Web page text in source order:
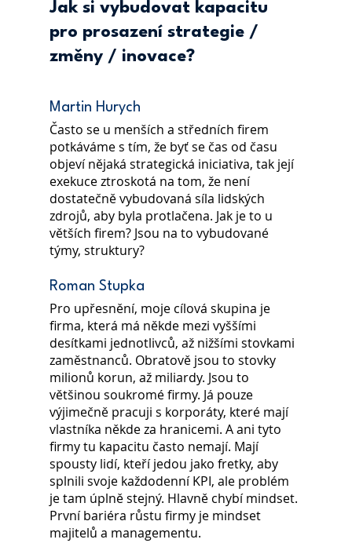
Jak si vybudovat kapacitu
pro prosazení strategie /
změny / inovace?
Martin Hurych
Často se u menších a středních firem
potkáváme s tím, že byť se čas od času
objeví nějaká strategická iniciativa, tak její
exekuce ztroskotá na tom, že není
dostatečně vybudovaná síla lidských
zdrojů, aby byla protlačena. Jak je to u
větších firem? Jsou na to vybudované
týmy, struktury?
Roman Stupka
Pro upřesnění, moje cílová skupina je
firma, která má někde mezi vyššími
desítkami jednotlivců, až nižšími stovkami
zaměstnanců. Obratově jsou to stovky
milionů korun, až miliardy. Jsou to
většinou soukromé firmy. Já pouze
výjimečně pracuji s korporáty, které mají
vlastníka někde za hranicemi. A ani tyto
firmy tu kapacitu často nemají. Mají
spousty lidí, kteří jedou jako fretky, aby
splnili svoje každodenní KPI, ale problém
je tam úplně stejný. Hlavně chybí mindset.
První bariéra růstu firmy je mindset
majitelů a managementu.